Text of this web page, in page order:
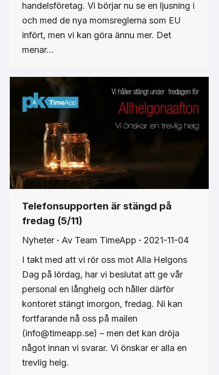
handelsföretag. Vi börjar nu se en ljusning i
och med de nya momsreglerna som EU
infört, men vi kan göra ännu mer. Det
menar…
Telefonsupporten är stängd på
fredag (5/11)
Nyheter Av Team TimeApp
2021-11-04
I takt med att vi rör oss mot Alla Helgons
Dag på lördag, har vi beslutat att ge vår
personal en långhelg och håller därför
kontoret stängt imorgon, fredag. Ni kan
fortfarande nå oss på mailen
(info@timeapp.se) – men det kan dröja
något innan vi svarar. Vi önskar er alla en
trevlig helg.